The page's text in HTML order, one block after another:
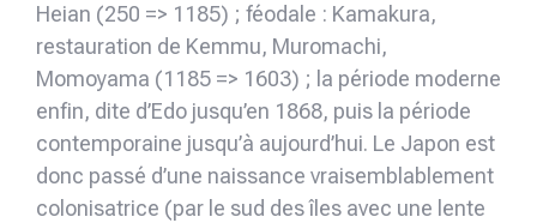
Heian (250 => 1185) ; féodale : Kamakura,
restauration de Kemmu, Muromachi,
Momoyama (1185 => 1603) ; la période moderne
enfin, dite d’Edo jusqu’en 1868, puis la période
contemporaine jusqu’à aujourd’hui. Le Japon est
donc passé d’une naissance vraisemblablement
colonisatrice (par le sud des îles avec une lente